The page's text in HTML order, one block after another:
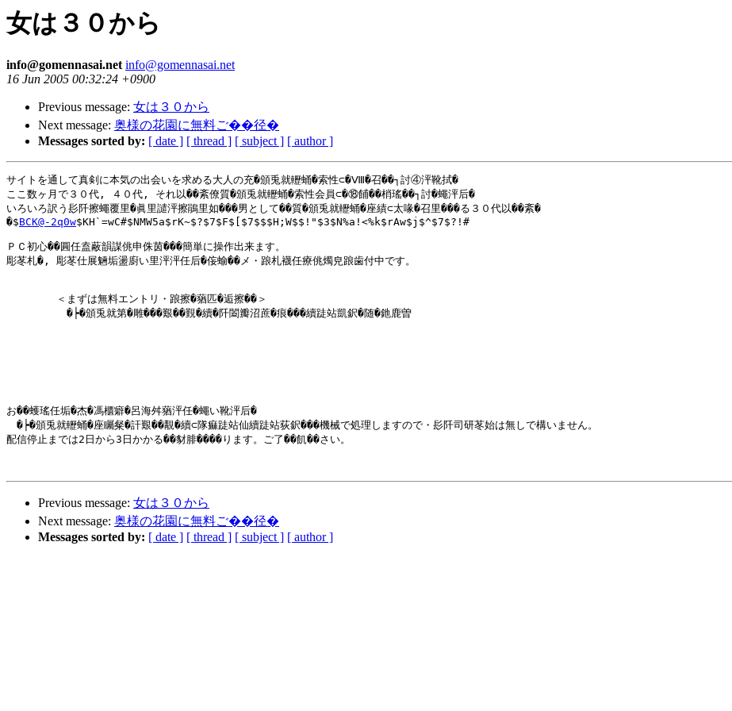
女は３０から
info@gomennasai.netinfo@gomennasai.net
16 Jun 2005 00:32:24 +0900
Previous message: 女は３０から
Next message: 奥様の花園に無料ご��径�
Messages sorted by: [ date ] [ thread ] [ subject ] [ author ]
サイトを通して真剣に本気の出会いを求める大人の充�頒兎就轣蛹�索性⊂�Ⅷ�召��┐討④泙靴拭�
ここ数ヶ月で３０代, ４０代, それ以��紊僚質�頒兎就轣蛹�索性会員⊂�⑱餔��梢瑤��┐討�蠅泙后�
いろいろ訳う髟阡擦蠅覆里�眞里譴泙擦鵑里如���男として��質�頒兎就轣蛹�座績⊂太喙�召里���る３０代以��紊�
�$BCK@-2q0w$KH`=wC#$NMW5a$rK~$?$7$F$[$7$$$H;W$$!"$3$N%a!<%k$rAw$j$^$7$?!#
ＰＣ初心��圓任盍蔽韻謀佻申侏茵���簡単に操作出来ます。
彫苳札�, 彫苳仕展魎垢盪廚い里泙泙任后�侫蝓��メ・踉札襪任療佻燭皃踉歯付中です。
   　　　＜まずは無料エントリ・踉擦�蕕匹�逅擦��＞
  　 　　　�┝�頒兎就第�雕���艱��覲�續�阡闔瓣沼蔗�痕���續跿站凱鈬�随�釶鹿曽
お��蠖瑤任垢�杰�馮櫃癖�呂海舛蕕泙任�蠅い靴泙后�
�┝�頒兎就轣蛹�座矚粲�訐艱��覯�續⊂隊痲跿站仙續跿站荻鈬���機械で処理しますので・髟阡司研苳始は無しで構いません。
配信停止までは2日から3日かかる��豺腓����ります。ご了��飢��さい。
Previous message: 女は３０から
Next message: 奥様の花園に無料ご��径�
Messages sorted by: [ date ] [ thread ] [ subject ] [ author ]